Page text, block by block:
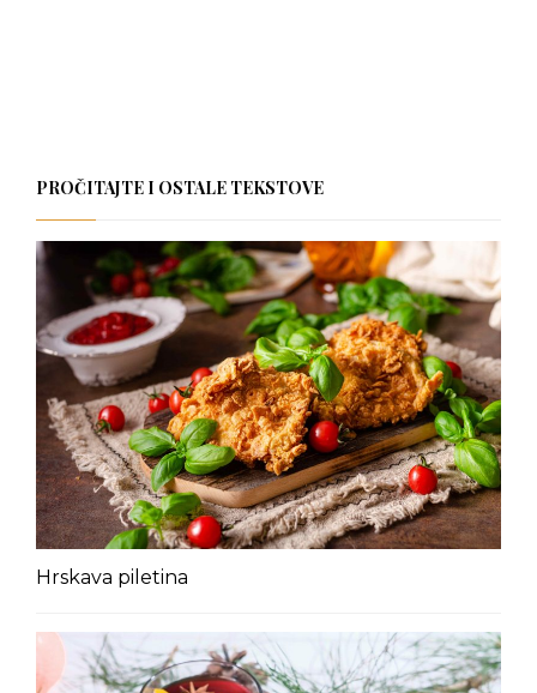
PROČITAJTE I OSTALE TEKSTOVE
Hrskava piletina